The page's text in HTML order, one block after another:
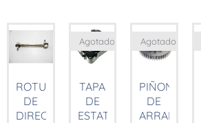
ROTULAS
DE
DIRECCION
TAPA
DE
ESTATOR
Agotado
PIÑON
DE
ARRANQUE
Agotado